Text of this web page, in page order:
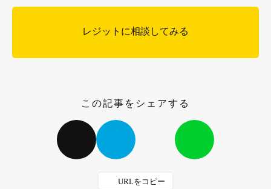
レジットに相談してみる
この記事をシェアする